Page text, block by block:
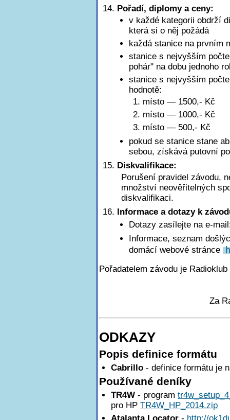
Pořadí, diplomy a ceny:
v každé kategorii obdrží
která si o něj požádá
každá stanice na prvním
stanice s nejvyšším
pohár" na dobu jednoho
stanice s nejvyšším
hodnotě:
1. místo — 1500,- Kč
2. místo — 1000,- Kč
3. místo — 500,- Kč
pokud se stanice stane
sebou, získává putovní
Diskvalifikace:
Porušení pravidel závodu,
množství neověřitelných
diskvalifikaci.
Informace a dotazy k
Dotazy zasílejte na e-
Informace, seznam
domácí webové stránce
Pořadatelem závodu je
Za
ODKAZY
Popis definice formátu
Cabrillo - definice formátu je
Používané deníky
TR4W - program
pro HP TR4W_HP_2014.zip